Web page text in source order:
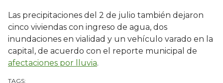
Las precipitaciones del 2 de julio también dejaron
cinco viviendas con ingreso de agua, dos
inundaciones en vialidad y un vehículo varado en la
capital, de acuerdo con el reporte municipal de
afectaciones por lluvia.